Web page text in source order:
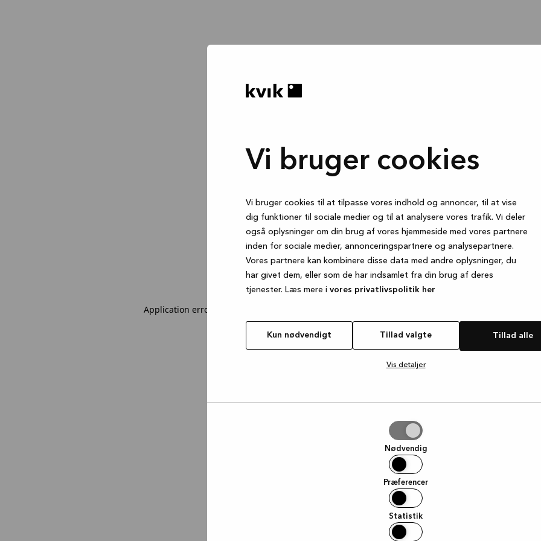
Vi bruger cookies
Vi bruger cookies til at tilpasse vores indhold og annoncer, til at vise
dig funktioner til sociale medier og til at analysere vores trafik. Vi deler
også oplysninger om din brug af vores hjemmeside med vores partnere
inden for sociale medier, annonceringspartnere og analysepartnere.
Vores partnere kan kombinere disse data med andre oplysninger, du
har givet dem, eller som de har indsamlet fra din brug af deres
tjenester. Læs mere i vores privatlivspolitik her
Kun nødvendigt Tillad valgte Tillad alle
Vis detaljer
Nødvendig
Præferencer
Statistik
Application error: a client-side exception has occurred (see the